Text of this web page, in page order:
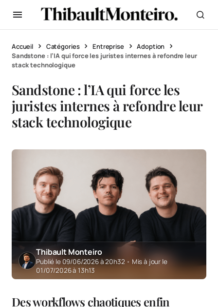
Accueil Catégories Entreprise
Adoption
Sandstone : l’IA qui force les juristes internes à refondre leur
stack technologique
Sandstone : l’IA qui force les
juristes internes à refondre leur
stack technologique
Thibault Monteiro
Publié le 09/06/2026 à 20h32 • Mis à jour le
01/07/2026 à 13h13
Des workflows chaotiques enfin